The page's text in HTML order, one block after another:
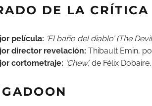
DE LA CRÍTICA
película: ‘El baño del diablo’ (The
director revelación: Thibault Emin,
cortometraje: ‘Chew’, de Félix Dobaire.